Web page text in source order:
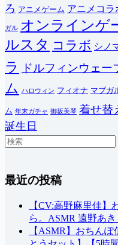
ろ アニメゲーム アニメコラ
ガル オンラインゲ
ルスタ コラボ シノ
ラ
ドルフィンウェー
ム
ハロウィン フィオナ マブガ
ム 年末ガチャ 御坂美琴 着せ替
誕生日
果
最近の投稿
【CV:高野麻里佳
ら。ASMR 遠野あき
【ASMR】おちん